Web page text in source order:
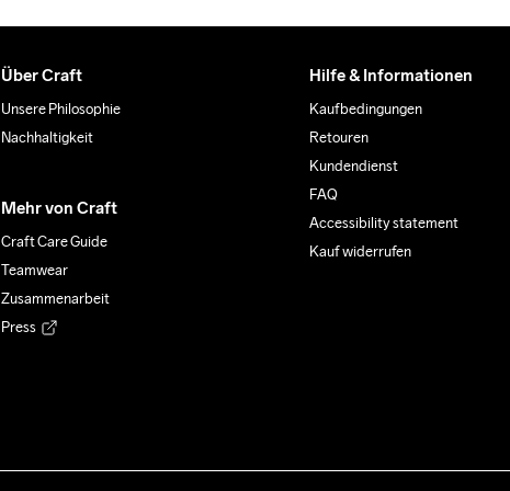
Über Craft
Unsere Philosophie
Nachhaltigkeit
Mehr von Craft
Craft Care Guide
Teamwear
Zusammenarbeit
Press
Hilfe & Informationen
Kaufbedingungen
Retouren
Kundendienst
FAQ
Accessibility statement
Kauf widerrufen